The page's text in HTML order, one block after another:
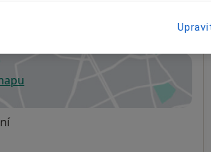
v nové záložce